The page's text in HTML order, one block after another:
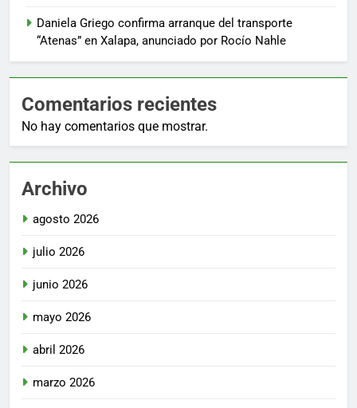
Daniela Griego confirma arranque del transporte
“Atenas” en Xalapa, anunciado por Rocío Nahle
Comentarios recientes
No hay comentarios que mostrar.
Archivo
agosto 2026
julio 2026
junio 2026
mayo 2026
abril 2026
marzo 2026